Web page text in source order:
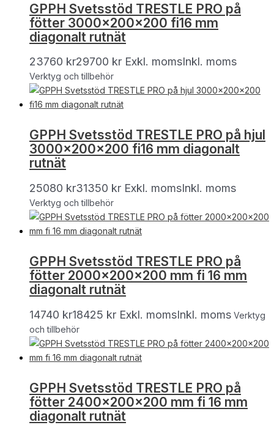
GPPH Svetsstöd TRESTLE PRO på
fötter 3000x200x200 fi16 mm
diagonalt rutnät
23760 kr29700 kr Exkl. momsInkl. moms
Verktyg och tillbehör
GPPH Svetsstöd TRESTLE PRO på hjul
3000x200x200 fi16 mm diagonalt
rutnät
25080 kr31350 kr Exkl. momsInkl. moms
Verktyg och tillbehör
GPPH Svetsstöd TRESTLE PRO på
fötter 2000x200x200 mm fi 16 mm
diagonalt rutnät
14740 kr18425 kr Exkl. momsInkl. moms Verktyg
och tillbehör
GPPH Svetsstöd TRESTLE PRO på
fötter 2400x200x200 mm fi 16 mm
diagonalt rutnät